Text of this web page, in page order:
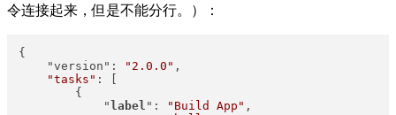
令连接起来，但是不能分行。）：
{
    "version":
"2.0.0" ,
"tasks" : [
        {
            "
label ": "Build App" ,